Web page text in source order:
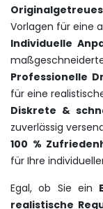
Vorlagen für eine
Individuelle
Professionelle
für eine
Diskrete &
zuverlässig
100 %
für Ihre
Egal, ob Sie ein
realistische